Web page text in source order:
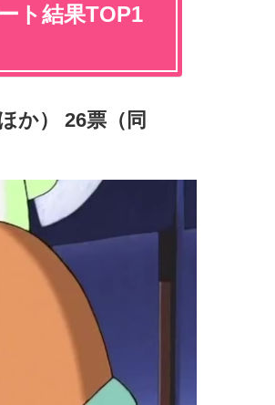
ト結果TOP1
か） 26票（同